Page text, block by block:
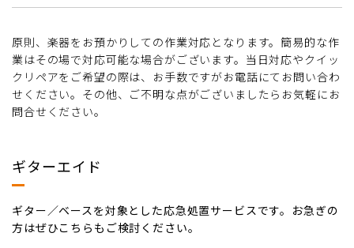
原則、楽器をお預かりしての作業対応となります。簡易的な作
業はその場で対応可能な場合がございます。当日対応やクイッ
クリペアをご希望の際は、お手数ですがお電話にてお問い合わ
せください。その他、ご不明な点がございましたらお気軽にお
問合せください。
ギターエイド
ギター／ベースを対象とした応急処置サービスです。お急ぎの
方はぜひこちらもご検討ください。